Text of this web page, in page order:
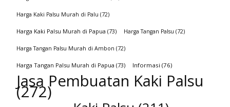
Harga Kaki Palsu Murah di Palu (72)
Harga Kaki Palsu Murah di Papua (73) Harga Tangan Palsu (72)
Harga Tangan Palsu Murah di Ambon (72)
Harga Tangan Palsu Murah di Papua (73) Informasi (76)
Jasa Pembuatan Kaki Palsu
(272)